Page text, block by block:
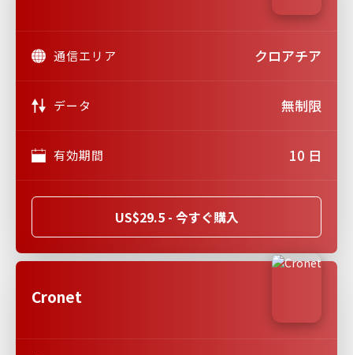
通信エリア クロアチア
データ 無制限
有効期間 10 日
US$29.5 - 今すぐ購入
Cronet